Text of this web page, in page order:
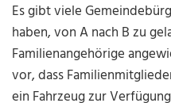
Es gibt viele
haben, von A nach B zu
Familienangehörige
vor, dass
ein Fahrzeug zur